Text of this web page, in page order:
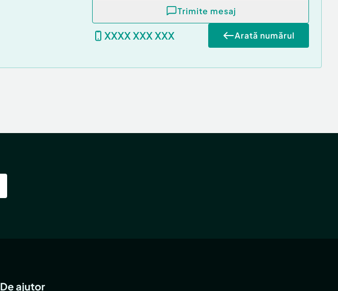
Trimite mesaj
XXXX XXX XXX Arată numărul
De ajutor